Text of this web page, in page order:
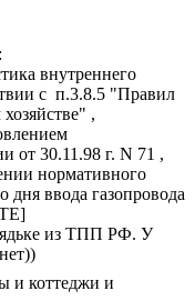
внутреннего
с п.3.8.5 "Правил
,
от 30.11.98 г. N 71 ,
нормативного
дня ввода газопровода
из ТПП РФ. У
и коттеджи и